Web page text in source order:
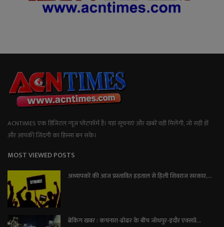
ACNTIMES एक डिजिटल न्यूज प्लेटफॉर्म है। यहां सूचनाएं और खबरें वही मिलेंगी, जो सही हों
और आपकी जिंदगी का हिस्सा बन सकें।
MOST VIEWED POSTS
अध्यापकों की आज प्रस्तावित हड़ताल से हिली शिवराज सरकार,...
ब्रेकिंग खबर : कचनारा-ढोढर के बीच जोधपुर-इंदौर एक्सप्रे...